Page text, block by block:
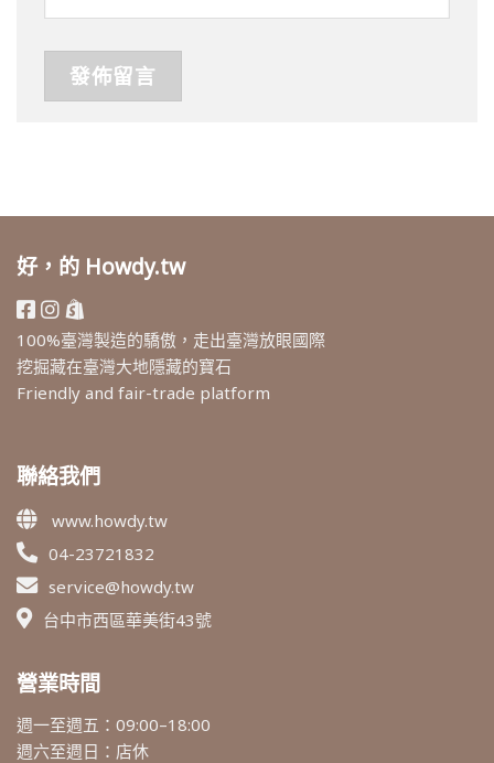
好，的 Howdy.tw
100%臺灣製造的驕傲，走出臺灣放眼國際
挖掘藏在臺灣大地隱藏的寶石
Friendly and fair-trade platform
聯絡我們
www.howdy.tw
04-23721832
service@howdy.tw
台中市西區華美街43號
營業時間
週一至週五：09:00–18:00
週六至週日：店休